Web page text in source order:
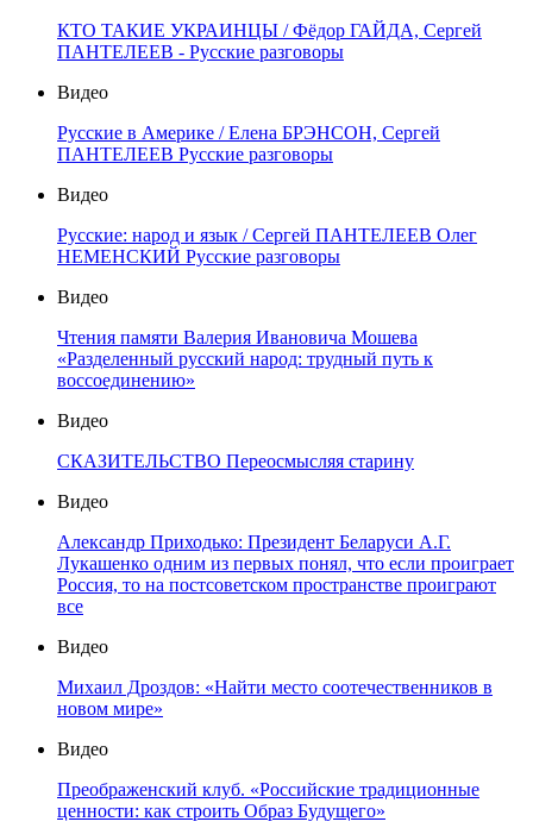
КТО ТАКИЕ УКРАИНЦЫ / Фёдор ГАЙДА, Сергей
ПАНТЕЛЕЕВ - Русские разговоры
Видео
Русские в Америке / Елена БРЭНСОН, Сергей
ПАНТЕЛЕЕВ Русские разговоры
Видео
Русские: народ и язык / Сергей ПАНТЕЛЕЕВ Олег
НЕМЕНСКИЙ Русские разговоры
Видео
Чтения памяти Валерия Ивановича Мошева
«Разделенный русский народ: трудный путь к
воссоединению»
Видео
СКАЗИТЕЛЬСТВО Переосмысляя старину
Видео
Александр Приходько: Президент Беларуси А.Г.
Лукашенко одним из первых понял, что если проиграет
Россия, то на постсоветском пространстве проиграют
все
Видео
Михаил Дроздов: «Найти место соотечественников в
новом мире»
Видео
Преображенский клуб. «Российские традиционные
ценности: как строить Образ Будущего»